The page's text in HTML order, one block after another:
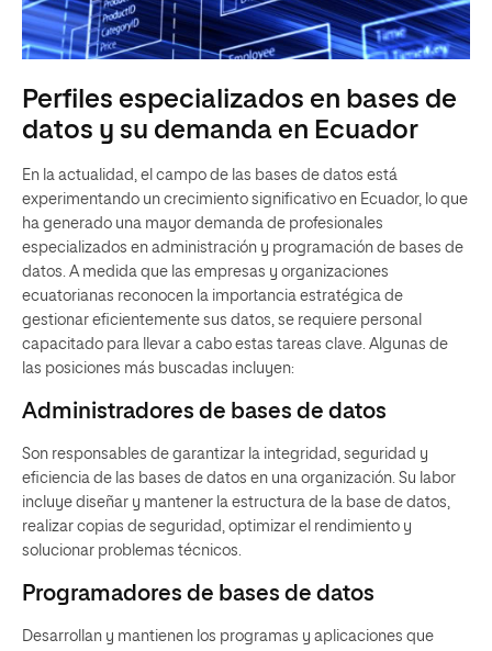
Perfiles especializados en bases de
datos y su demanda en Ecuador
En la actualidad, el campo de las bases de datos está
experimentando un crecimiento significativo en Ecuador, lo que
ha generado una mayor demanda de profesionales
especializados en administración y programación de bases de
datos. A medida que las empresas y organizaciones
ecuatorianas reconocen la importancia estratégica de
gestionar eficientemente sus datos, se requiere personal
capacitado para llevar a cabo estas tareas clave. Algunas de
las posiciones más buscadas incluyen:
Administradores de bases de datos
Son responsables de garantizar la integridad, seguridad y
eficiencia de las bases de datos en una organización. Su labor
incluye diseñar y mantener la estructura de la base de datos,
realizar copias de seguridad, optimizar el rendimiento y
solucionar problemas técnicos.
Programadores de bases de datos
Desarrollan y mantienen los programas y aplicaciones que